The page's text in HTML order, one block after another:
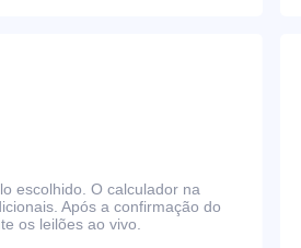
escolhido. O calculador na
Após a confirmação do
os leilões ao vivo.